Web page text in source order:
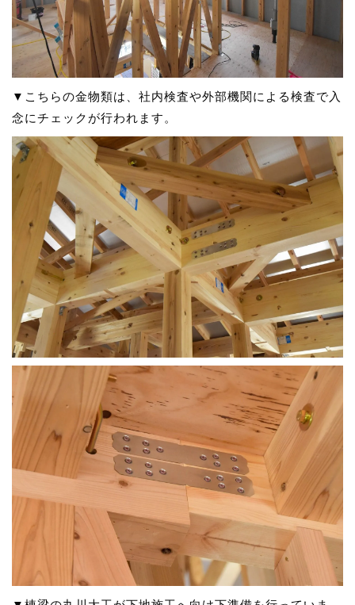
▼ こちらの金物類は、社内検査や外部機関による検査で入
念にチェックが行われます。